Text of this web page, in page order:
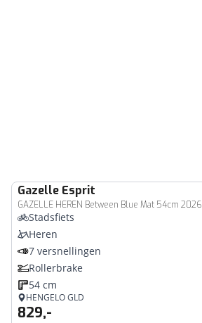
Gazelle Esprit
GAZELLE HEREN Between Blue Mat 54cm 2026
Stadsfiets
Heren
7 versnellingen
Rollerbrake
54 cm
HENGELO GLD
829,-